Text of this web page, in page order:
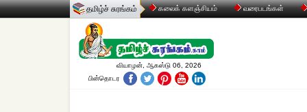
தமிழ்ச் சுரங்கம் கலைக் களஞ்சியம் வரைபடங்கள்
வியாழன், ஆகஸ்டு 06, 2026
பின்தொடர